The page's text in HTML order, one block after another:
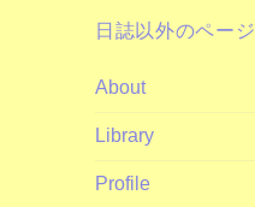
日誌以外のページ
About
Library
Profile